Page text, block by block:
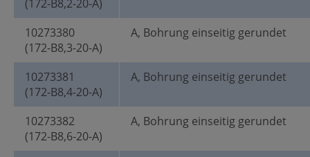
(172-B8,2-20-A)
10273380
(172-B8,3-20-A)
A, Bohrung einseitig gerundet
10273381
(172-B8,4-20-A)
A, Bohrung einseitig gerundet
10273382
(172-B8,6-20-A)
A, Bohrung einseitig gerundet